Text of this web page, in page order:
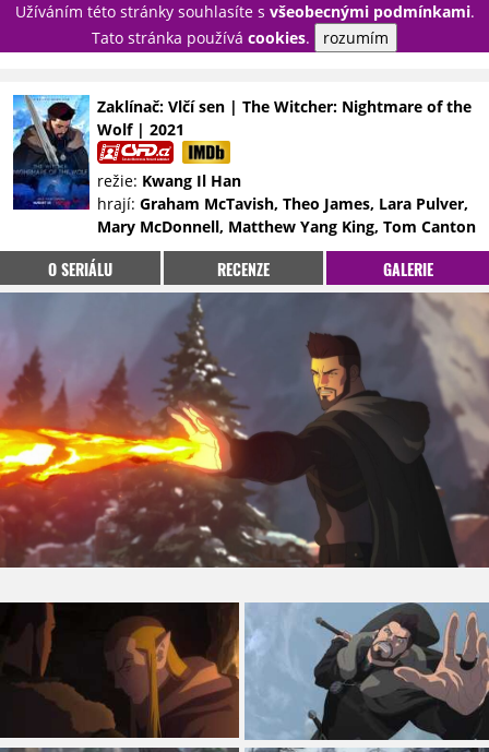
Užíváním této stránky souhlasíte s všeobecnými podmínkami.
Tato stránka používá cookies. rozumím
PŘIHLÁSIT
NOVINKY
TÉMATA
RECENZE
EPIZODY
KULT
TRAILERY
GALERIE
DISKUZE
STATISTIKY
TIRÁŽ
Zaklínač: Vlčí sen | The Witcher: Nightmare of the
Wolf | 2021
režie: Kwang Il Han
hrají: Graham McTavish, Theo James, Lara Pulver,
Mary McDonnell, Matthew Yang King, Tom Canton
O SERIÁLU RECENZE GALERIE